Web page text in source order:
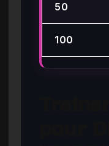
50
100